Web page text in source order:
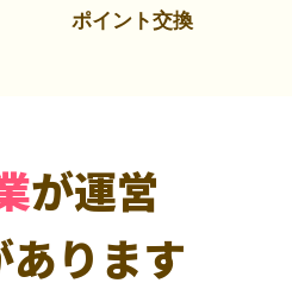
ポイント交換
が運営
あります